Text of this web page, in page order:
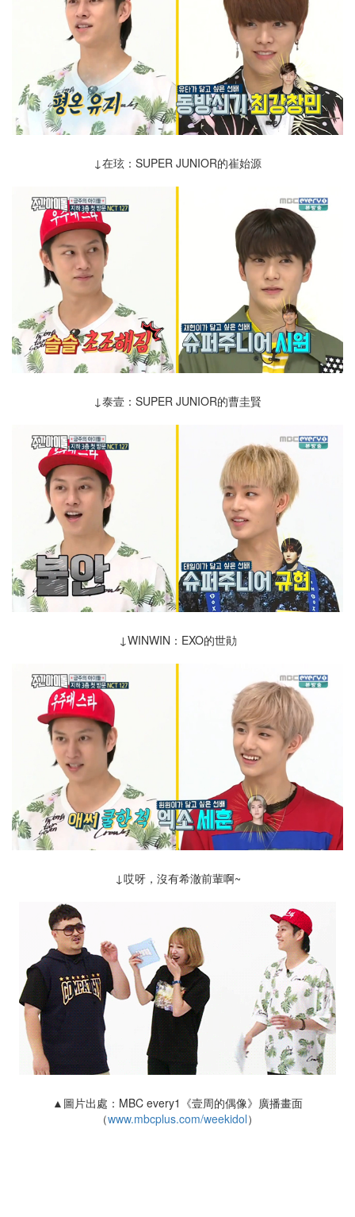
↓在玹：SUPER JUNIOR的崔始源
↓泰壹：SUPER JUNIOR的曹圭賢
↓WINWIN：EXO的世勛
↓哎呀，沒有希澈前輩啊~
▲圖片出處：MBC every1《壹周的偶像》廣播畫面
（www.mbcplus.com/weekidol）